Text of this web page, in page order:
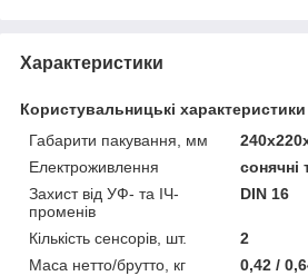
Характеристики
Користувальницькі характеристики
Габарити пакування, мм
Електроживлення
сонячні
Захист від УФ- та ІЧ-
променів
DIN 16
Кількість сенсорів, шт.
2
Маса нетто/брутто, кг
0,42 /